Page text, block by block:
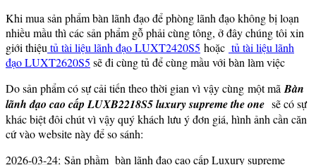
Khi mua sản phẩm bàn lãnh đạo để phòng lãnh đạo không bị loạn
nhiều mầu thì các sản phẩm gỗ phải cùng tông, ở đây chúng tôi xin
giới thiệu tủ tài liệu lãnh đạo LUXT2420S5 hoặc tủ tài liệu lãnh
đạo LUXT2620S5 sẽ đi cùng tủ để cùng mầu với bàn làm việc
Do sản phẩm có sự cải tiến theo thời gian vì vậy cùng một mã Bàn
lãnh đạo cao cấp LUXB2218S5 luxury supreme the one sẽ có sự
khác biệt đôi chút vì vậy quý khách lưu ý đơn giá, hình ảnh cần căn
cứ vào website này để so sánh:
2026-03-24: Sản phầm bàn lãnh đạo cao cấp Luxury supreme